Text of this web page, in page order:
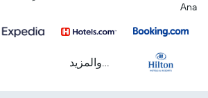
Ana
...والمزيد